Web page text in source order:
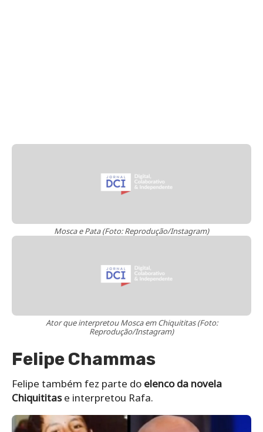
Mosca e Pata (Foto: Reprodução/Instagram)
Ator que interpretou Mosca em Chiquititas (Foto:
Reprodução/Instagram)
Felipe Chammas
Felipe também fez parte do elenco da novela
Chiquititase interpretou Rafa.